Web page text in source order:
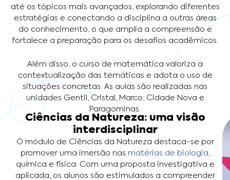
até os tópicos mais avançados, explorando diferentes
estratégias e conectando a disciplina a outras áreas
do conhecimento, o que amplia a compreensão e
fortalece a preparação para os desafios acadêmicos.
Além disso, o curso de matemática valoriza a
contextualização das temáticas e adota o uso de
situações concretas. As aulas são realizadas nas
unidades Gentil, Cristal, Marco, Cidade Nova e
Paragominas.
Ciências da Natureza: uma visão
interdisciplinar
O módulo de Ciências da Natureza destaca-se por
promover uma imersão nas matérias de biologia
química e física. Com uma proposta investigativa e
aplicada, os alunos são estimulados a compreender